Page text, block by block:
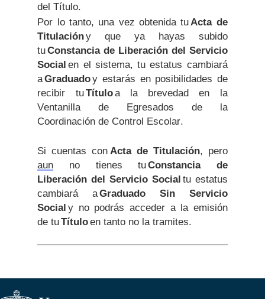
del Título.
Por lo tanto, una vez obtenida tu Acta de
Titulacióny que ya hayas subido
tuConstancia de Liberación del Servicio
Social en el sistema, tu estatus cambiará
aGraduadoy estarás en posibilidades de
recibir tuTítuloa la brevedad en la
Ventanilla de Egresados de la
Coordinación de Control Escolar.
Si cuentas con Acta de Titulación, pero
aun no tienes tuConstancia de
Liberación del Servicio Social tu estatus
cambiará aGraduado Sin Servicio
Social y no podrás acceder a la emisión
de tuTítuloen tanto no la tramites.